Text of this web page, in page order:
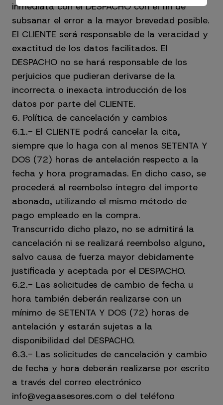
inmediata con el DESPACHO con el fin de
subsanar el error a la mayor brevedad posible.
El CLIENTE será responsable de la veracidad y
exactitud de los datos facilitados. El
DESPACHO no se hará responsable de los
perjuicios que pudieran derivarse de la
incorrecta o inexacta introducción de los
datos por parte del CLIENTE.
6. Política de cancelación y cambios
6.1.- El CLIENTE podrá cancelar la cita,
siempre que lo haga con al menos SETENTA Y
DOS (72) horas de antelación respecto a la
fecha y hora programadas. En dicho caso, se
procederá al reembolso íntegro del importe
abonado, utilizando el mismo método de
pago empleado en la compra.
Transcurrido dicho plazo, no se admitirá la
cancelación ni se realizará reembolso alguno,
salvo causa de fuerza mayor debidamente
justificada y aceptada por el DESPACHO.
6.2.- Las solicitudes de cambio de fecha u
hora también deberán realizarse con un
mínimo de SETENTA Y DOS (72) horas de
antelación y estarán sujetas a la
disponibilidad del DESPACHO.
6.3.- Las solicitudes de cancelación y cambio
de fecha y hora deberán realizarse por escrito
a través del correo electrónico
info@vegaasesores.com o del teléfono